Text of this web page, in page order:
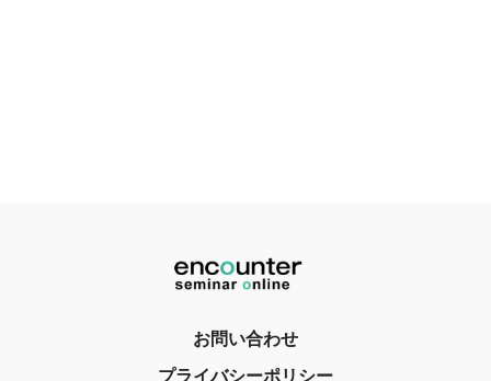
お問い合わせ
プライバシーポリシー